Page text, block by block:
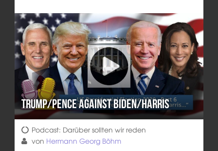
Trump/Pence against Biden/Harris
Podcast: Darüber sollten wir reden
von Hermann Georg Böhm